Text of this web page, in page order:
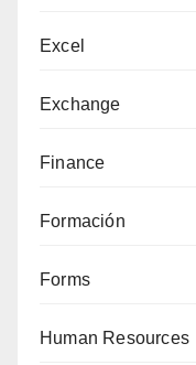
Excel
Exchange
Finance
Formación
Forms
Human Resources